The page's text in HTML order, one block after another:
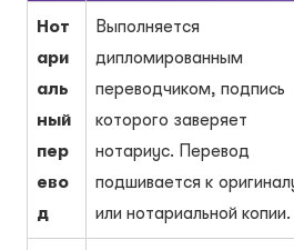
Нот
ари
аль
ный
пер
ево
д
Выполняется
дипломированным
переводчиком, подпись
которого заверяет
нотариус. Перевод
подшивается к
или нотариальной копии.